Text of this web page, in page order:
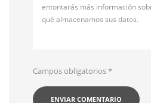
entontarás más información
qué almacenamos sus datos.
Campos obligatorios*